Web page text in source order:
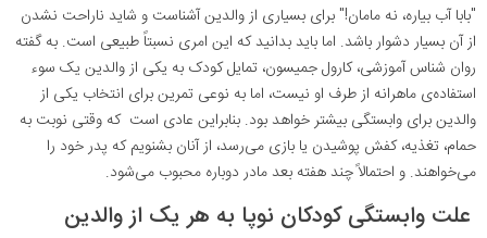
"بابا آب بیاره، نه مامان!" برای بسیاری از والدین آشناست و شاید ناراحت نشدن
از آن بسیار دشوار باشد. اما باید بدانید که این امری نسبتاً طبیعی است. به گفته‌
روان شناس آموزشی، کارول جمیسون، تمایل کودک به یکی از والدین یک سوء
استفاده‌ی ماهرانه از طرف او نیست، اما به نوعی تمرین برای انتخاب یکی از
والدین برای وابستگی بیشتر خواهد بود. بنابراین عادی است که وقتی نوبت به
حمام، تغذیه، کفش پوشیدن یا بازی می‌رسد، از آنان بشنویم که پدر خود را
می‌خواهند. و احتمالاً چند هفته بعد مادر دوباره محبوب می‌شود.
علت وابستگی کودکان نوپا به هر یک از والدین